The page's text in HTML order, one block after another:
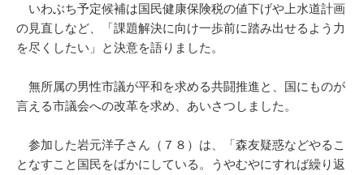
いわぶち予定候補は国民健康保険税の値下げや上水道計画
の見直しなど、「課題解決に向け一歩前に踏み出せるよう力
を尽くしたい」と決意を語りました。
無所属の男性市議が平和を求める共闘推進と、国にものが
言える市議会への改革を求め、あいさつしました。
参加した岩元洋子さん（７８）は、「森友疑惑などやるこ
となすこと国民をばかにしている。うやむやにすれば繰り返